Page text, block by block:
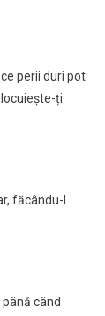
perii duri pot
ți
făcându-l
când